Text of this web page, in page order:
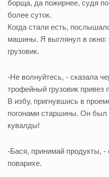
борща, да пожирнее, судя
более суток.
Когда стали есть,
машины. Я выглянул в окно:
грузовик.
-Не волнуйтесь, - сказала
трофейный грузовик привез
В избу, пригнувшись в
погонами старшины. Он был
кувалды!
-Бася, принимай продукты,
поварихе.